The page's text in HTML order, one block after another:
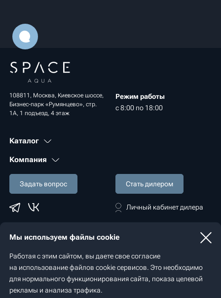
108811, Москва, Киевское шоссе,
Бизнес-парк «Румянцево», стр.
1А, 1 подъезд, 4 этаж
Режим работы
с 8:00 по 18:00
Каталог
Компания
Задать вопрос
Личный кабинет дилера
Стать дилером
© 2022 - 2026 «Spaceaqua»
Политика конфиденциальности
Разработка сайта — студия «Сибирикс»
Мы используем файлы cookie
Работая с этим сайтом, вы даете свое согласие
на использование файлов cookie сервисов. Это необходимо
для нормального функционирования сайта, показа целевой
рекламы и анализа трафика.